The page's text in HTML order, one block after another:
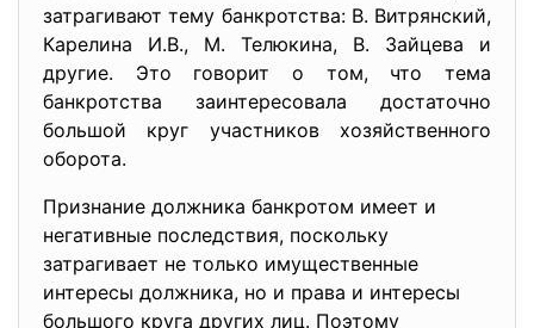
затрагивают тему банкротства: В. Витрянский,
Карелина И.В., М. Телюкина, В. Зайцева и
другие. Это говорит о том, что тема
банкротства заинтересовала достаточно
большой круг участников хозяйственного
оборота.
Признание должника банкротом имеет и
негативные последствия, поскольку
затрагивает не только имущественные
интересы должника, но и права и интересы
большого круга других лиц. Поэтому